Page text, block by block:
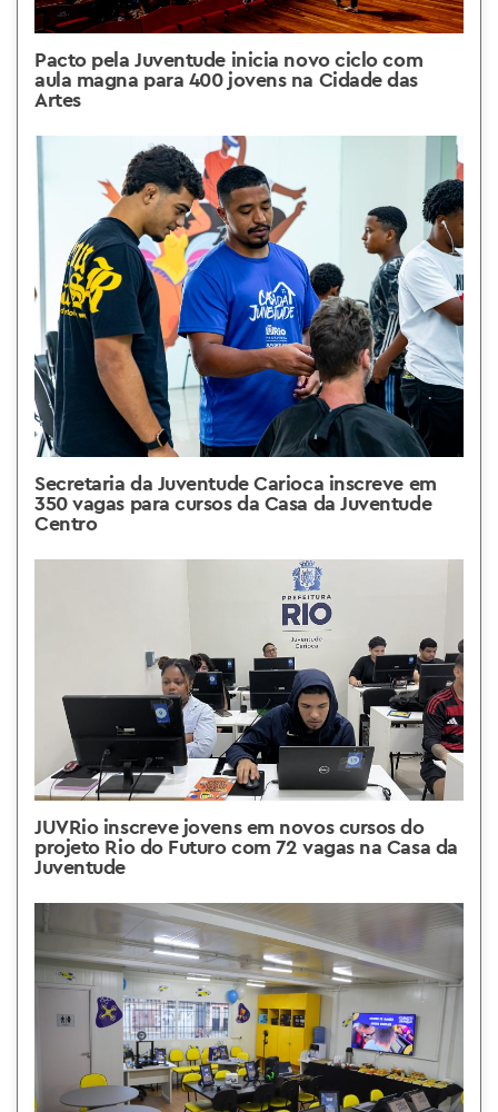
Pacto pela Juventude inicia novo ciclo com
aula magna para 400 jovens na Cidade das
Artes
Secretaria da Juventude Carioca inscreve em
350 vagas para cursos da Casa da Juventude
Centro
JUVRio inscreve jovens em novos cursos do
projeto Rio do Futuro com 72 vagas na Casa da
Juventude